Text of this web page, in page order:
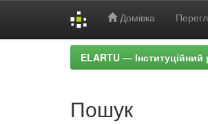
Домівка
ELARTU —
Пошук